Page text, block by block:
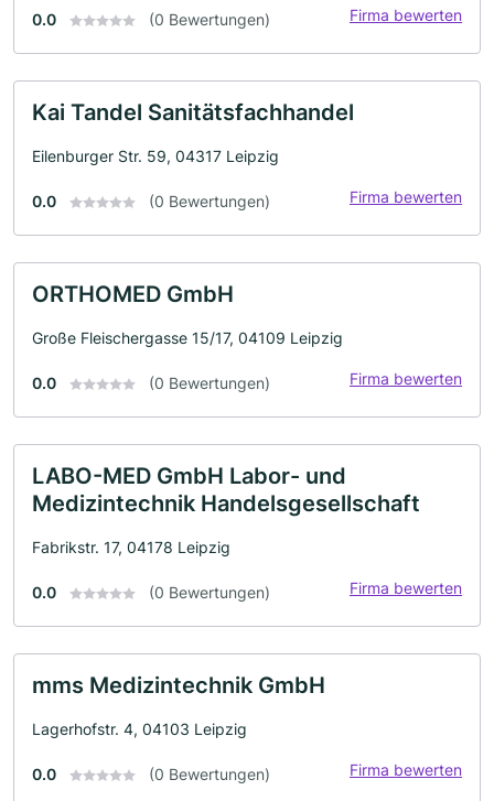
0.0 (0 Bewertungen) Firma bewerten
Kai Tandel Sanitätsfachhandel
Eilenburger Str. 59, 04317 Leipzig
0.0 (0 Bewertungen) Firma bewerten
ORTHOMED GmbH
Große Fleischergasse 15/17, 04109 Leipzig
0.0 (0 Bewertungen) Firma bewerten
LABO-MED GmbH Labor- und
Medizintechnik Handelsgesellschaft
Fabrikstr. 17, 04178 Leipzig
0.0 (0 Bewertungen) Firma bewerten
mms Medizintechnik GmbH
Lagerhofstr. 4, 04103 Leipzig
0.0 (0 Bewertungen) Firma bewerten